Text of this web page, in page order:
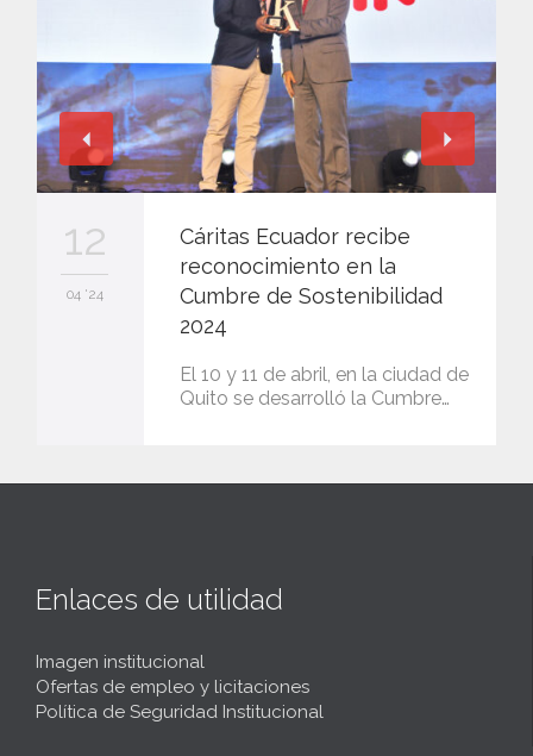
12
04 '24
Cáritas Ecuador recibe
reconocimiento en la
Cumbre de Sostenibilidad
2024
El 10 y 11 de abril, en la ciudad de
Quito se desarrolló la Cumbre…
Enlaces de utilidad
Imagen institucional
Ofertas de empleo y licitaciones
Política de Seguridad Institucional